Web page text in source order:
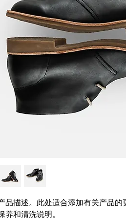
品描述。此处适合添加有关产品的
养和清洗说明。